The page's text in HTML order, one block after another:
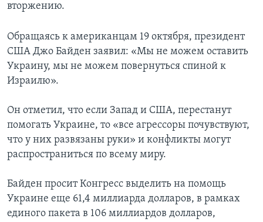
вторжению.
Обращаясь к американцам 19 октября, президент
США Джо Байден заявил: «Мы не можем оставить
Украину, мы не можем повернуться спиной к
Израилю».
Он отметил, что если Запад и США, перестанут
помогать Украине, то «все агрессоры почувствуют,
что у них развязаны руки» и конфликты могут
распространиться по всему миру.
Байден просит Конгресс выделить на помощь
Украине еще 61,4 миллиарда долларов, в рамках
единого пакета в 106 миллиардов долларов,